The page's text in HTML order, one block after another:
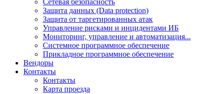
Сетевая безопасность
Защита данных (Data protection)
Защита от таргетированных атак
Управление рисками и инцидентами ИБ
Мониторинг, управление и автоматизация...
Системное программное обеспечение
Прикладное программное обеспечение
Вендоры
Контакты
Контакты
Карта проезда